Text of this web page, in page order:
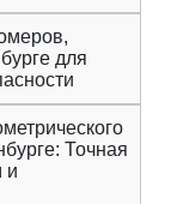
для
Точная
и